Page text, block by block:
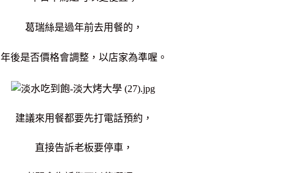
葛瑞絲是過年前去用餐的，
年後是否價格會調整，以店家為準喔。
建議來用餐都要先打電話預約，
直接告訴老板要停車，